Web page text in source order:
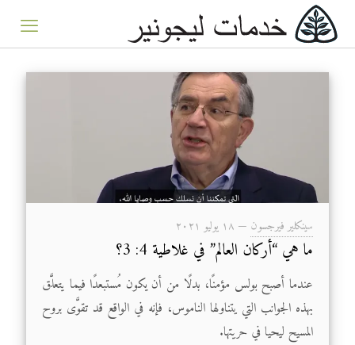
سينكلير فيرجسون — ۱۸ يوليو ۲۰۲۱
ما هي “أركان العالم” في غلاطية 4: 3؟
عندما أصبح بولس مؤمنًا، بدلًا من أن يكون مُستبعدًا فيما يتعلَّق
بهذه الجوانب التي يتناولها الناموس، فإنه في الواقع قد تقوَّى بروح
المسيح ليحيا في حريتها.